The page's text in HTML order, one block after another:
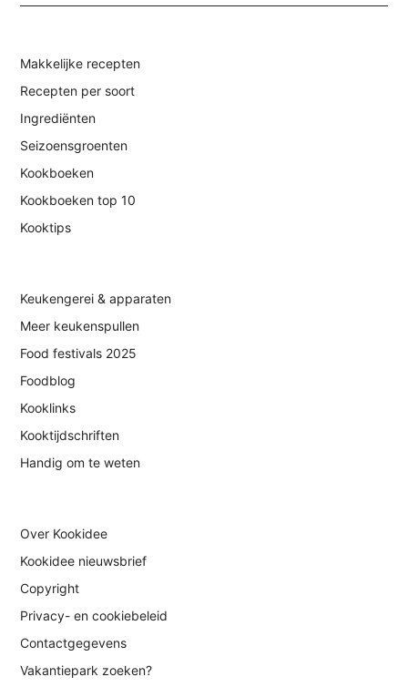
Makkelijke recepten
Recepten per soort
Ingrediënten
Seizoensgroenten
Kookboeken
Kookboeken top 10
Kooktips
Keukengerei & apparaten
Meer keukenspullen
Food festivals 2025
Foodblog
Kooklinks
Kooktijdschriften
Handig om te weten
Over Kookidee
Kookidee nieuwsbrief
Copyright
Privacy- en cookiebeleid
Contactgegevens
Vakantiepark zoeken?